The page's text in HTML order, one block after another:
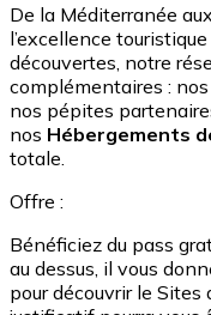
De la Méditerranée
l’excellence
découvertes, notre
complémentaires : nos
nos pépites
nos Hébergements
totale.
Offre :
Bénéficiez du pass
au dessus, il vous
pour découvrir le Sites